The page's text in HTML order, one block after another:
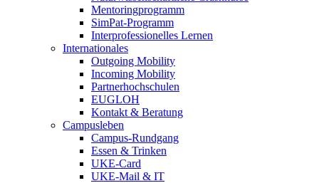
Mentoringprogramm
SimPat-Programm
Interprofessionelles Lernen
Internationales
Outgoing Mobility
Incoming Mobility
Partnerhochschulen
EUGLOH
Kontakt & Beratung
Campusleben
Campus-Rundgang
Essen & Trinken
UKE-Card
UKE-Mail & IT